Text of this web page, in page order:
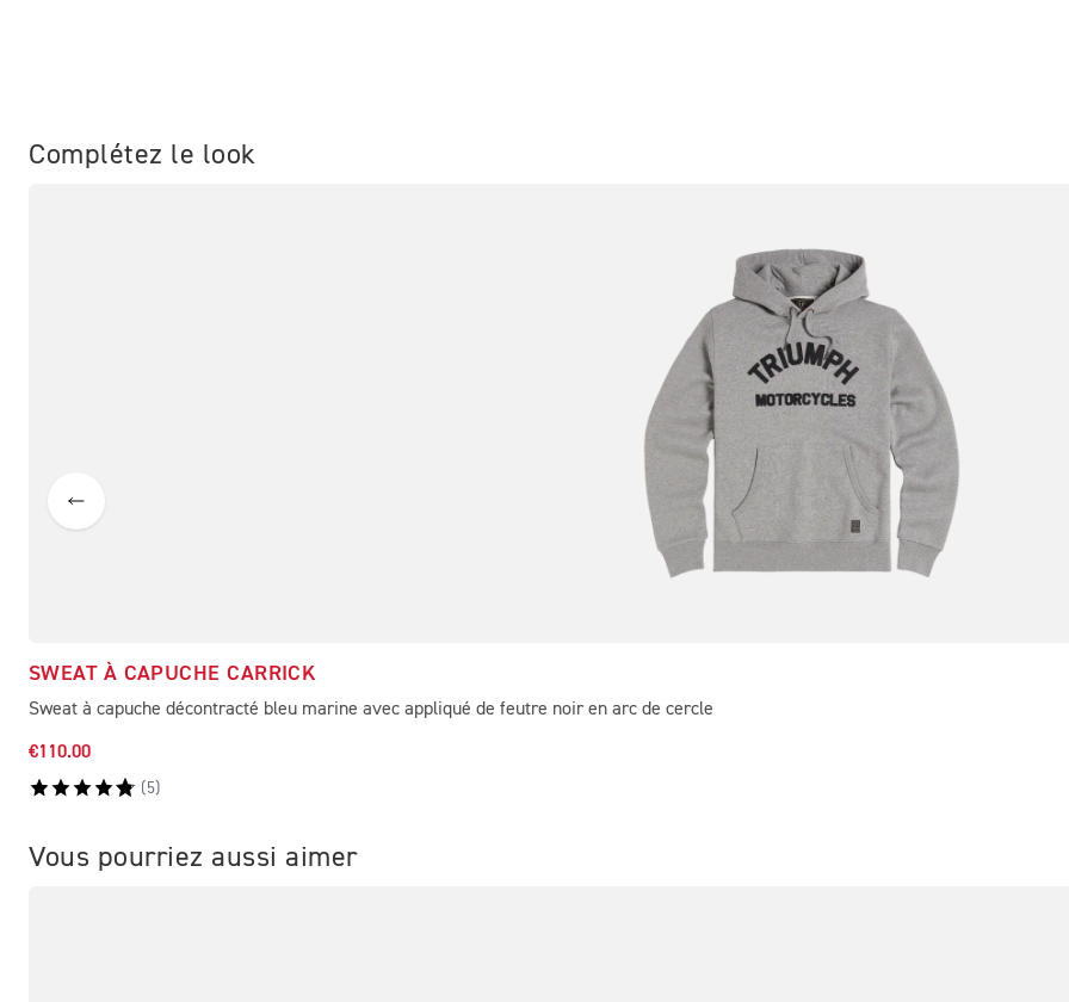
Complétez le look
SWEAT À CAPUCHE CARRICK
Sweat à capuche décontracté bleu marine avec appliqué de feutre noir en arc de cercle
€110.00
( 5)
Vous pourriez aussi aimer